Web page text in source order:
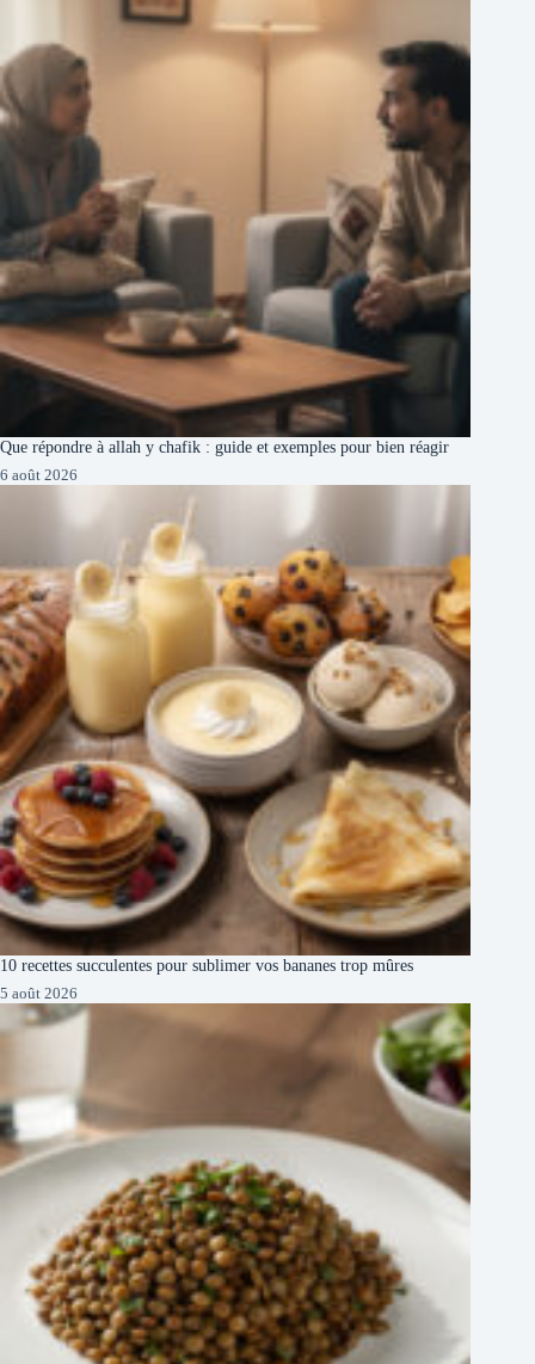
Que répondre à allah y chafik : guide et exemples pour bien réagir
6 août 2026
10 recettes succulentes pour sublimer vos bananes trop mûres
5 août 2026